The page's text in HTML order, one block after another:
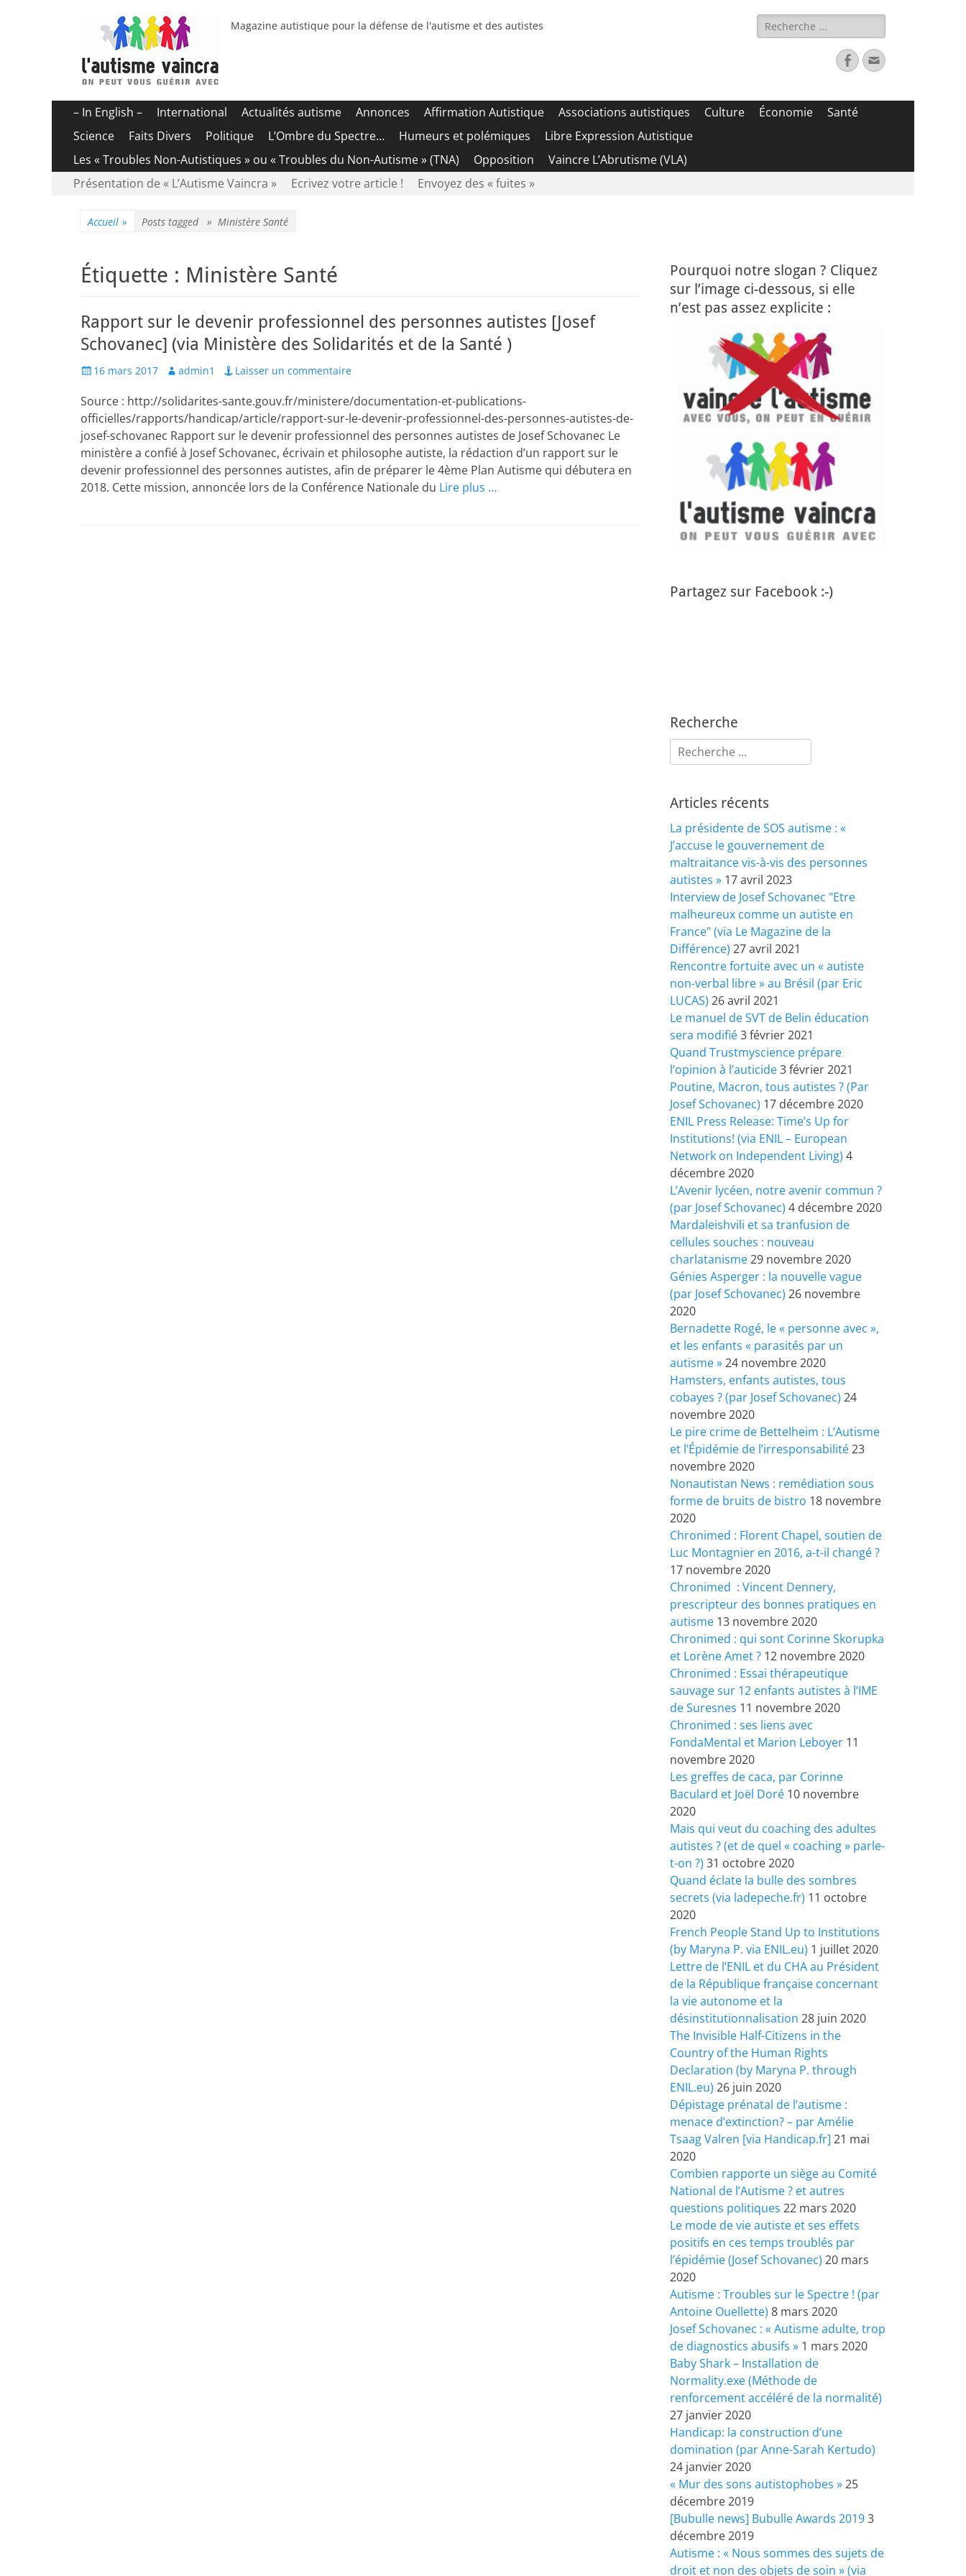
Magazine autistique pour la défense de l'autisme et des autistes Rechercher :
FacebookAdresse
de
Menu
principal
Aller
contenu
– In English – International Actualités autisme Annonces Affirmation Autistique Associations autistiques Culture Économie
Santé
Science
Faits Divers Politique L’Ombre du Spectre… Humeurs et polémiques
Libre Expression Autistique
Les « Troubles Non-Autistiques » ou « Troubles du Non-Autisme » (TNA)
Opposition Vaincre L’Abrutisme (VLA)
Menu
Aller
Présentation de « L’Autisme Vaincra » Ecrivez votre article ! Envoyez des « fuites »
Accueil » Posts tagged » Ministère Santé
Étiquette : Ministère Santé
Rapport sur le devenir professionnel des personnes autistes [Josef
Schovanec] (via Ministère des Solidarités et de la Santé )
Posted
16 mars 2017 Author
admin1 Laisser un commentaire
Source : http://solidarites-sante.gouv.fr/ministere/documentation-et-publications-
officielles/rapports/handicap/article/rapport-sur-le-devenir-professionnel-des-personnes-autistes-de-
josef-schovanec Rapport sur le devenir professionnel des personnes autistes de Josef Schovanec Le
ministère a confié à Josef Schovanec, écrivain et philosophe autiste, la rédaction d’un rapport sur le
devenir professionnel des personnes autistes, afin de préparer le 4ème Plan Autisme qui débutera en
2018. Cette mission, annoncée lors de la Conférence Nationale du Lire plus …
Pourquoi notre slogan ? Cliquez
sur l’image ci-dessous, si elle
n’est pas assez explicite :
Partagez sur Facebook :-)
Recherche
Rechercher :
Articles récents
La présidente de SOS autisme : «
J’accuse le gouvernement de
maltraitance vis-à-vis des personnes
autistes » 17 avril 2023
Interview de Josef Schovanec "Etre
malheureux comme un autiste en
France" (via Le Magazine de la
Différence) 27 avril 2021
Rencontre fortuite avec un « autiste
non-verbal libre » au Brésil (par Eric
LUCAS) 26 avril 2021
Le manuel de SVT de Belin éducation
sera modifié3 février 2021
Quand Trustmyscience prépare
l’opinion à l’auticide3 février 2021
Poutine, Macron, tous autistes ? (Par
Josef Schovanec) 17 décembre 2020
ENIL Press Release: Time’s Up for
Institutions! (via ENIL – European
Network on Independent Living) 4
décembre 2020
L’Avenir lycéen, notre avenir commun ?
(par Josef Schovanec) 4 décembre 2020
Mardaleishvili et sa tranfusion de
cellules souches : nouveau
charlatanisme29 novembre 2020
Génies Asperger : la nouvelle vague
(par Josef Schovanec) 26 novembre
2020
Bernadette Rogé, le « personne avec »,
et les enfants « parasités par un
autisme »24 novembre 2020
Hamsters, enfants autistes, tous
cobayes ? (par Josef Schovanec) 24
novembre 2020
Le pire crime de Bettelheim : L’Autisme
et l’Épidémie de l’irresponsabilité23
novembre 2020
Nonautistan News : remédiation sous
forme de bruits de bistro 18 novembre
2020
Chronimed : Florent Chapel, soutien de
Luc Montagnier en 2016, a-t-il changé ?
17 novembre 2020
Chronimed : Vincent Dennery,
prescripteur des bonnes pratiques en
autisme 13 novembre 2020
Chronimed : qui sont Corinne Skorupka
et Lorène Amet ? 12 novembre 2020
Chronimed : Essai thérapeutique
sauvage sur 12 enfants autistes à l’IME
de Suresnes 11 novembre 2020
Chronimed : ses liens avec
FondaMental et Marion Leboyer 11
novembre 2020
Les greffes de caca, par Corinne
Baculard et Joël Doré 10 novembre
2020
Mais qui veut du coaching des adultes
autistes ? (et de quel « coaching » parle-
t-on ?) 31 octobre 2020
Quand éclate la bulle des sombres
secrets (via ladepeche.fr) 11 octobre
2020
French People Stand Up to Institutions
(by Maryna P. via ENIL.eu) 1 juillet 2020
Lettre de l’ENIL et du CHA au Président
de la République française concernant
la vie autonome et la
désinstitutionnalisation 28 juin 2020
The Invisible Half-Citizens in the
Country of the Human Rights
Declaration (by Maryna P. through
ENIL.eu) 26 juin 2020
Dépistage prénatal de l’autisme :
menace d’extinction? – par Amélie
Tsaag Valren [via Handicap.fr] 21 mai
2020
Combien rapporte un siège au Comité
National de l’Autisme ? et autres
questions politiques 22 mars 2020
Le mode de vie autiste et ses effets
positifs en ces temps troublés par
l’épidémie (Josef Schovanec) 20 mars
2020
Autisme : Troubles sur le Spectre ! (par
Antoine Ouellette) 8 mars 2020
Josef Schovanec : « Autisme adulte, trop
de diagnostics abusifs » 1 mars 2020
Baby Shark – Installation de
Normality.exe (Méthode de
renforcement accéléré de la normalité)
27 janvier 2020
Handicap: la construction d’une
domination (par Anne-Sarah Kertudo)
24 janvier 2020
« Mur des sons autistophobes »25
décembre 2019
[Bubulle news] Bubulle Awards 20193
décembre 2019
Autisme : « Nous sommes des sujets de
droit et non des objets de soin » (via